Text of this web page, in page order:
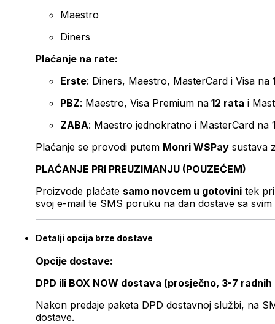
Maestro
Diners
Plaćanje na rate:
Erste: Diners, Maestro, MasterCard i Visa na
PBZ: Maestro, Visa Premium na 12 rata i
ZABA: Maestro jednokratno i MasterCard na
Plaćanje se provodi putem Monri WSPay sustava
PLAĆANJE PRI PREUZIMANJU (POUZEĆEM)
Proizvode plaćate samo novcem u gotovini tek
svoj e-mail te SMS poruku na dan dostave sa svim
Detalji opcija brze dostave
Opcije dostave:
DPD ili BOX NOW dostava (prosječno, 3-7 radnih
Nakon predaje paketa DPD dostavnoj službi, na
dostave.